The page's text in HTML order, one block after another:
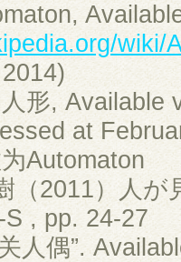
wiki/
形, Available
at
Automaton
（2011）人
, pp. 24-27
人偶”.